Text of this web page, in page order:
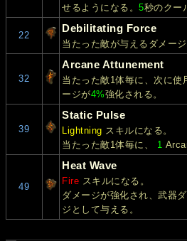
せるようになる。5秒のクー
22
Debilitating Force
当たった敵が与えるダメー
32
Arcane Attunement
当たった敵1体毎に、次に使
ージが4%強化される。
39
Static Pulse
Lightning スキルになる。
当たった敵1体毎に、 1
49
Heat Wave
Fire スキルになる。
ダメージが強化され、武器
ジとして与える。